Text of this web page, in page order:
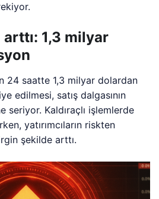
arttı: 1,3 milyar
24 saatte 1,3 milyar dolardan
edilmesi, satış dalgasının
seriyor. Kaldıraçlı işlemlerde
yatırımcıların riskten
şekilde arttı.